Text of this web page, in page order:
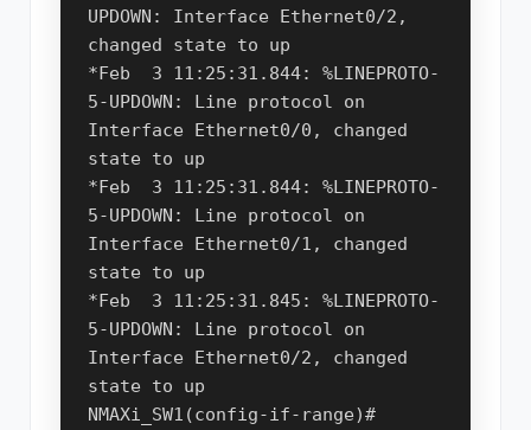
UPDOWN: Interface Ethernet0/2,
changed state to up
*Feb  3 11:25:31.844: %LINEPROTO-
5-UPDOWN: Line protocol on
Interface Ethernet0/0, changed
state to up
*Feb  3 11:25:31.844: %LINEPROTO-
5-UPDOWN: Line protocol on
Interface Ethernet0/1, changed
state to up
*Feb  3 11:25:31.845: %LINEPROTO-
5-UPDOWN: Line protocol on
Interface Ethernet0/2, changed
state to up
NMAXi_SW1(config-if-range)#